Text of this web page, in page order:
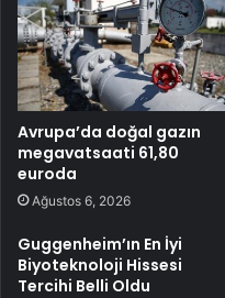
Avrupa’da doğal gazın
megavatsaati 61,80
euroda
Ağustos 6, 2026
Guggenheim’ın En İyi
Biyoteknoloji Hissesi
Tercihi Belli Oldu